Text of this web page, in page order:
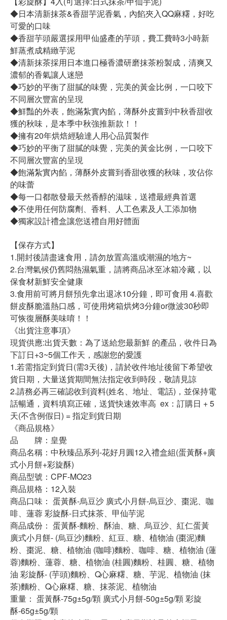
◆日本清新抹茶&香甜芋泥香氣，內餡夾入QQ麻糬，好吃
可愛的口味
◆香甜芋頭嚴選採用甲仙盛產的芋頭，費工費時3小時新
鮮蒸煮成精緻芋泥
◆清新抹茶採用日本進口極香濃研磨抹茶粉製成，清爽又
濃郁的香氣讓人迷戀
◆巧妙的平衡了甜膩的味覺，完美的黃金比例，一口咬下
不同層次豐富的呈現
◆鮮豔的外表，飽滿紮實內餡，薄酥外皮嘗到中秋香甜收
獲的秋味，是本季中秋強推新款！！
◆擁有20年烘焙經驗達人用心品質製作
◆巧妙的平衡了甜膩的味覺，完美的黃金比例，一口咬下
不同層次豐富的呈現
◆飽滿紮實內餡，薄酥外皮嘗到香甜收獲的秋味，攻佔你
的味蕾
◆每一口都散發最天然香醇的滋味，送禮最經典首選
◆不使用任何防腐劑、香料、人工色素及人工添加物
◆獨家設計禮盒讓您送禮自用好體面
【保存方式】
1.開封後請盡速食用，請勿放置高溫或潮濕的地方~
2.台灣氣候仍舊悶熱濕氣重，請將商品冰至冰箱冷藏，以
保食材新鮮安全健康
3.食用前可將月餅預先拿出退冰10分鐘，即可食用 4.喜歡
餅皮酥脆溫熱口感，可使用烤箱烘烤3分鐘or微波30秒即
可恢復層酥美味唷！！
《出貨注意事項》
現貨供應:出貨天數：為了送給您最新鮮 的產品，收件日為
下訂日+3~5個工作天，感謝您的愛護
1.若需指定到貨日(需3天後)，請於收件地址後留下希望收
貨日期，大量送貨期間無法指定收到時段，敬請見諒
2.請務必再三確認收到資料(姓名、地址、電話)，並保持電
話暢通，資料填寫正確，送貨快速效率高 ex：訂購日 + 5
天(不含例假日) = 指定到貨日期
《商品規格》
品 牌：皇覺
商品名稱：中秋臻品系列-花好月圓12入禮盒組(蛋黃酥+廣
式小月餅+彩旋酥)
商品型號：CPF-MO23
商品規格：12入裝
商品口味： 蛋黃酥-烏豆沙 廣式小月餅-烏豆沙、棗泥、咖
啡、蓮蓉 彩旋酥-日式抹茶、甲仙芋泥
商品成份： 蛋黃酥-麵粉、酥油、糖、烏豆沙、紅仁蛋黃
廣式小月餅- (烏豆沙)麵粉、紅豆、糖、植物油 (棗泥)麵
粉、棗泥、糖、植物油 (咖啡)麵粉、咖啡、糖、植物油 (蓮
蓉)麵粉、蓮蓉、糖、植物油 (桂圓)麵粉、桂圓、糖、植物
油 彩旋酥- (芋頭)麵粉、Q心麻糬、糖、芋泥、植物油 (抹
茶)麵粉、Q心麻糬、糖、抹茶泥、植物油
重量： 蛋黃酥-75g±5g/顆 廣式小月餅-50g±5g/顆 彩旋
酥-65g±5g/顆